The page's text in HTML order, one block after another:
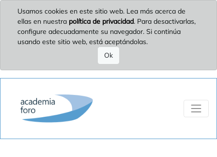
Usamos cookies en este sitio web. Lea más acerca de
ellas en nuestra política de privacidad. Para desactivarlas,
configure adecuadamente su navegador. Si continúa
usando este sitio web, está aceptándolas.
Ok